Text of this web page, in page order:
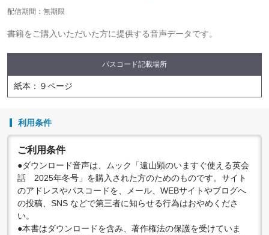
配信期間：無期限
書籍をご購入いただいた方に提供する音声データです。
パスコード記載場所
紙本：９ページ
利用条件
ご利用条件
●ダウンロード音声は、ムック「遠山顕のいますぐ使える英会
話 2025年冬号」を購入された方のためのものです。サイト
のアドレスやパスコードを、メール、WEBサイトやブログへ
の投稿、SNS などで第三者に知らせる行為はおやめくださ
い。
●本書はダウンロードを含み、著作権法の保護を受けていま